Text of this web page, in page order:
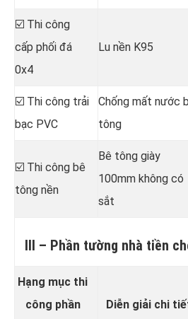
☑️ Thi công
cấp phối đá
0x4
Lu nền K95
☑️ Thi công trải
bạc PVC
Chống mất nước
tông
☑️ Thi công bê
tông nền
Bê tông giày
100mm không có
sắt
III – Phần tường nhà tiền
Hạng mục thi
công phần
Diễn giải chi